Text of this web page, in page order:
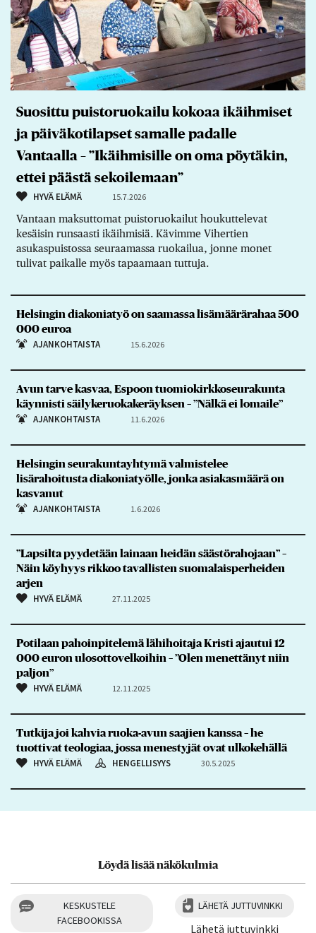
Suosittu puistoruokailu kokoaa ikäihmiset
ja päiväkotilapset samalle padalle
Vantaalla – ”Ikäihmisille on oma pöytäkin,
ettei päästä sekoilemaan”
HYVÄ ELÄMÄ 15.7.2026
Vantaan maksuttomat puistoruokailut houkuttelevat
kesäisin runsaasti ikäihmisiä. Kävimme Vihertien
asukaspuistossa seuraamassa ruokailua, jonne monet
tulivat paikalle myös tapaamaan tuttuja.
Helsingin diakoniatyö on saamassa lisämäärärahaa 500
000 euroa
AJANKOHTAISTA 15.6.2026
Avun tarve kasvaa, Espoon tuomiokirkkoseurakunta
käynnisti säilykeruokakeräyksen – ”Nälkä ei lomaile”
AJANKOHTAISTA 11.6.2026
Helsingin seurakuntayhtymä valmistelee
lisärahoitusta diakoniatyölle, jonka asiakasmäärä on
kasvanut
AJANKOHTAISTA 1.6.2026
”Lapsilta pyydetään lainaan heidän säästörahojaan” –
Näin köyhyys rikkoo tavallisten suomalaisperheiden
arjen
HYVÄ ELÄMÄ 27.11.2025
Potilaan pahoinpitelemä lähihoitaja Kristi ajautui 12
000 euron ulosottovelkoihin – ”Olen menettänyt niin
paljon”
HYVÄ ELÄMÄ 12.11.2025
Tutkija joi kahvia ruoka-avun saajien kanssa – he
tuottivat teologiaa, jossa menestyjät ovat ulkokehällä
HYVÄ ELÄMÄ HENGELLISYYS 30.5.2025
Löydä lisää näkökulmia
KESKUSTELE
FACEBOOKISSA
LÄHETÄ JUTTUVINKKI
Lähetä juttuvinkki